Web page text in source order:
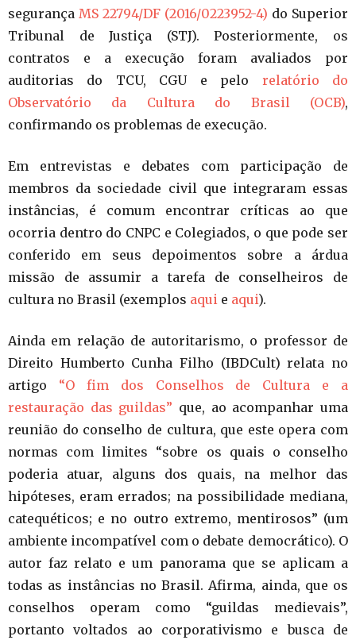
segurança MS 22794/DF (2016/0223952-4) do Superior
Tribunal de Justiça (STJ). Posteriormente, os
contratos e a execução foram avaliados por
auditorias do TCU, CGU e pelo relatório do
Observatório da Cultura do Brasil (OCB),
confirmando os problemas de execução.
Em entrevistas e debates com participação de
membros da sociedade civil que integraram essas
instâncias, é comum encontrar críticas ao que
ocorria dentro do CNPC e Colegiados, o que pode ser
conferido em seus depoimentos sobre a árdua
missão de assumir a tarefa de conselheiros de
cultura no Brasil (exemplos aqui e aqui).
Ainda em relação de autoritarismo, o professor de
Direito Humberto Cunha Filho (IBDCult) relata no
artigo “O fim dos Conselhos de Cultura e a
restauração das guildas” que, ao acompanhar uma
reunião do conselho de cultura, que este opera com
normas com limites “sobre os quais o conselho
poderia atuar, alguns dos quais, na melhor das
hipóteses, eram errados; na possibilidade mediana,
catequéticos; e no outro extremo, mentirosos” (um
ambiente incompatível com o debate democrático). O
autor faz relato e um panorama que se aplicam a
todas as instâncias no Brasil. Afirma, ainda, que os
conselhos operam como “guildas medievais”,
portanto voltados ao corporativismo e busca de